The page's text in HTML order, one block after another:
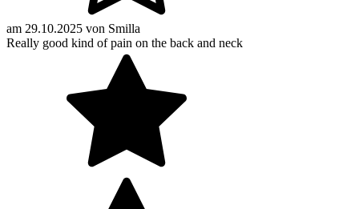
am 29.10.2025 von Smilla
Really good kind of pain on the back and neck